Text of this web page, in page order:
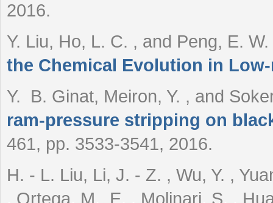
2016.
Y. Liu, Ho, L. C. , and Peng, E. W.
the Chemical Evolution in
Y. B. Ginat, Meiron, Y. , and
ram-pressure stripping on
461, pp. 3533-3541, 2016.
H. - L. Liu, Li, J. - Z. , Wu, Y. ,
, Ortega, M. E. , Molinari, S. ,